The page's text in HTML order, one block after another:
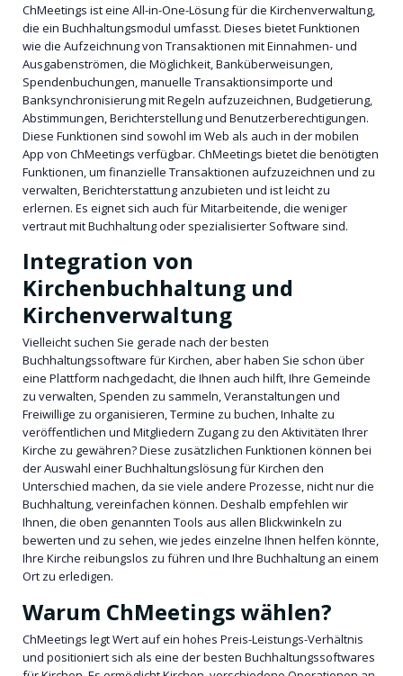
ChMeetings ist eine All-in-One-Lösung für die Kirchenverwaltung,
die ein Buchhaltungsmodul umfasst. Dieses bietet Funktionen
wie die Aufzeichnung von Transaktionen mit Einnahmen- und
Ausgabenströmen, die Möglichkeit, Banküberweisungen,
Spendenbuchungen, manuelle Transaktionsimporte und
Banksynchronisierung mit Regeln aufzuzeichnen, Budgetierung,
Abstimmungen, Berichterstellung und Benutzerberechtigungen.
Diese Funktionen sind sowohl im Web als auch in der mobilen
App von ChMeetings verfügbar. ChMeetings bietet die benötigten
Funktionen, um finanzielle Transaktionen aufzuzeichnen und zu
verwalten, Berichterstattung anzubieten und ist leicht zu
erlernen. Es eignet sich auch für Mitarbeitende, die weniger
vertraut mit Buchhaltung oder spezialisierter Software sind.
Integration von
Kirchenbuchhaltung und
Kirchenverwaltung
Vielleicht suchen Sie gerade nach der besten
Buchhaltungssoftware für Kirchen, aber haben Sie schon über
eine Plattform nachgedacht, die Ihnen auch hilft, Ihre Gemeinde
zu verwalten, Spenden zu sammeln, Veranstaltungen und
Freiwillige zu organisieren, Termine zu buchen, Inhalte zu
veröffentlichen und Mitgliedern Zugang zu den Aktivitäten Ihrer
Kirche zu gewähren? Diese zusätzlichen Funktionen können bei
der Auswahl einer Buchhaltungslösung für Kirchen den
Unterschied machen, da sie viele andere Prozesse, nicht nur die
Buchhaltung, vereinfachen können. Deshalb empfehlen wir
Ihnen, die oben genannten Tools aus allen Blickwinkeln zu
bewerten und zu sehen, wie jedes einzelne Ihnen helfen könnte,
Ihre Kirche reibungslos zu führen und Ihre Buchhaltung an einem
Ort zu erledigen.
Warum ChMeetings wählen?
ChMeetings legt Wert auf ein hohes Preis-Leistungs-Verhältnis
und positioniert sich als eine der besten Buchhaltungssoftwares